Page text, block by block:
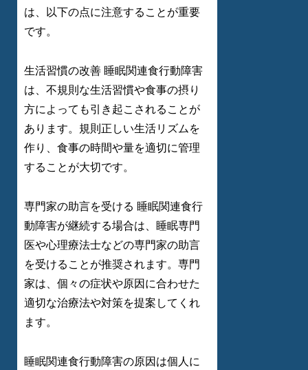
は、以下の点に注意することが重要
です。
生活習慣の改善 睡眠関連食行動障害
は、不規則な生活習慣や食事の摂り
方によっても引き起こされることが
あります。規則正しい生活リズムを
作り、食事の時間や量を適切に管理
することが大切です。
専門家の助言を受ける 睡眠関連食行
動障害が継続する場合は、睡眠専門
医や心理療法士などの専門家の助言
を受けることが推奨されます。専門
家は、個々の症状や原因に合わせた
適切な治療法や対策を提案してくれ
ます。
睡眠関連食行動障害の原因は個人に